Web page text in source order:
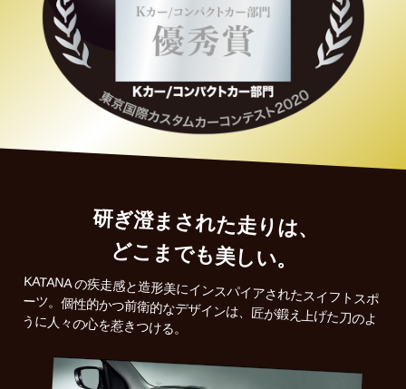
研ぎ澄まされた走りは、
どこまでも美しい。
KATANA の疾走感と造形美にインスパイアされたスイフトスポ
ーツ。個性的かつ前衛的なデザインは、匠が鍛え上げた刀のよ
うに人々の心を惹きつける。